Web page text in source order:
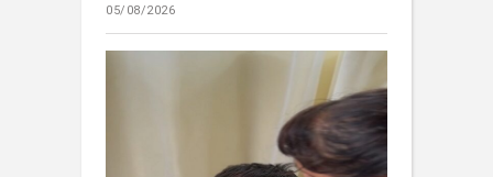
05/08/2026